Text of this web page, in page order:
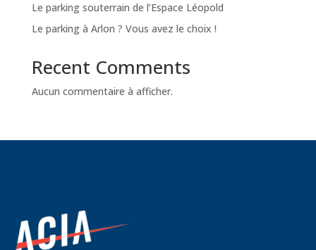
Le parking souterrain de l’Espace Léopold
Le parking à Arlon ? Vous avez le choix !
Recent Comments
Aucun commentaire à afficher.